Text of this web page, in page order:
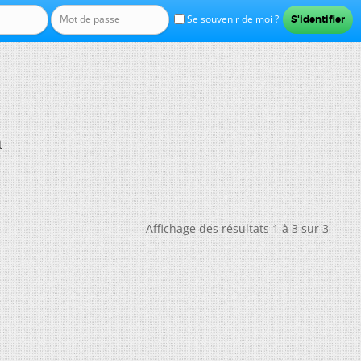
Se souvenir de moi ?
Affichage des résultats 1 à 3 sur 3